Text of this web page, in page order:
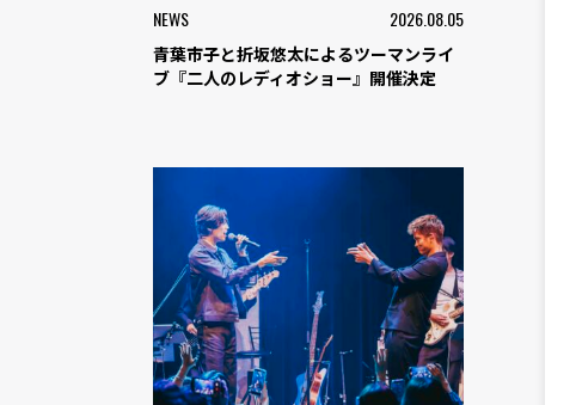
NEWS 2026.08.05
青葉市子と折坂悠太によるツーマンライ
ブ『二人のレディオショー』開催決定